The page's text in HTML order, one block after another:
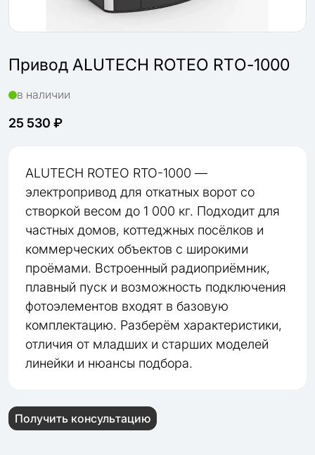
Привод ALUTECH ROTEO RTО-1000
в наличии
25 530 ₽
ALUTECH ROTEO RTO-1000 —
электропривод для откатных ворот со
створкой весом до 1 000 кг. Подходит для
частных домов, коттеджных посёлков и
коммерческих объектов с широкими
проёмами. Встроенный радиоприёмник,
плавный пуск и возможность подключения
фотоэлементов входят в базовую
комплектацию. Разберём характеристики,
отличия от младших и старших моделей
линейки и нюансы подбора.
Получить консультацию